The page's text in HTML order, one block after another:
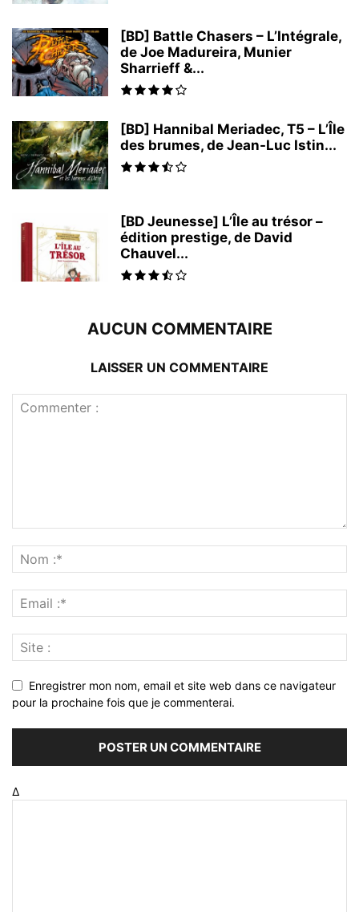
[BD] Battle Chasers – L’Intégrale,
de Joe Madureira, Munier
Sharrieff &...
[BD] Hannibal Meriadec, T5 – L’Île
des brumes, de Jean-Luc Istin...
[BD Jeunesse] L’Île au trésor –
édition prestige, de David
Chauvel...
AUCUN COMMENTAIRE
LAISSER UN COMMENTAIRE
Enregistrer mon nom, email et site web dans ce navigateur
pour la prochaine fois que je commenterai.
Δ